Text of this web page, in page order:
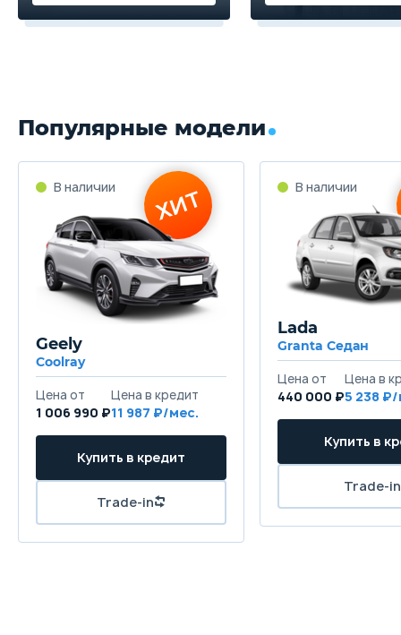
Популярные модели
Geely
Coolray
1 006 990 ₽11 987
Lada
Granta Седан
440 000 ₽5 238